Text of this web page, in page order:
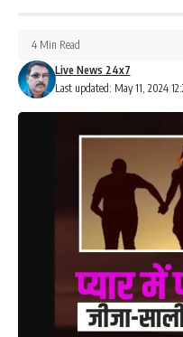
Last updated: May 11, 2024
Live News 24x7
4 Min Read